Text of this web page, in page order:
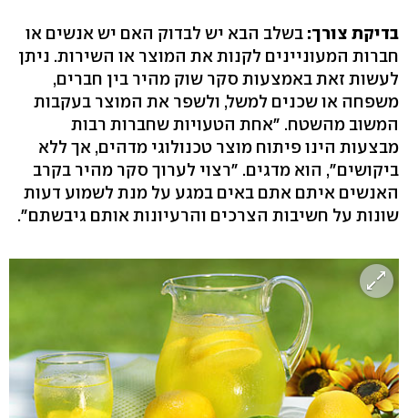
בדיקת צורך: בשלב הבא יש לבדוק האם יש אנשים או
חברות המעוניינים לקנות את המוצר או השירות. ניתן
לעשות זאת באמצעות סקר שוק מהיר בין חברים,
משפחה או שכנים למשל, ולשפר את המוצר בעקבות
המשוב מהשטח. "אחת הטעויות שחברות רבות
מבצעות הינו פיתוח מוצר טכנולוגי מדהים, אך ללא
ביקושים", הוא מדגים. "רצוי לערוך סקר מהיר בקרב
האנשים איתם אתם באים במגע על מנת לשמוע דעות
שונות על חשיבות הצרכים והרעיונות אותם גיבשתם".